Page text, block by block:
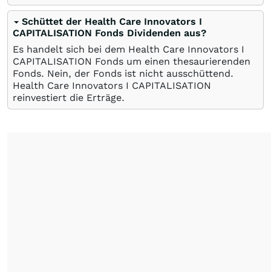
Schüttet der Health Care Innovators I
CAPITALISATION Fonds Dividenden aus?
Es handelt sich bei dem Health Care Innovators I
CAPITALISATION Fonds um einen thesaurierenden
Fonds. Nein, der Fonds ist nicht ausschüttend.
Health Care Innovators I CAPITALISATION
reinvestiert die Erträge.